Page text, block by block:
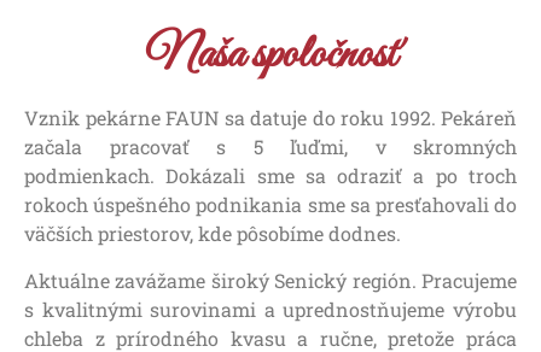
Naša spoločnosť
Vznik pekárne FAUN sa datuje do roku 1992. Pekáreň
začala pracovať s 5 ľuďmi, v skromných
podmienkach. Dokázali sme sa odraziť a po troch
rokoch úspešného podnikania sme sa presťahovali do
väčších priestorov, kde pôsobíme dodnes.
Aktuálne zavážame široký Senický región. Pracujeme
s kvalitnými surovinami a uprednostňujeme výrobu
chleba z prírodného kvasu a ručne, pretože práca